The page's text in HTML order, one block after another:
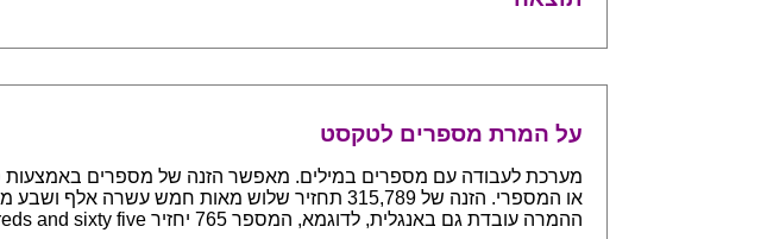
על המרת מספרים לטקסט
ההמרה עובדת גם באנגלית, לדוגמא, המספר 765 יחזיר seven hundreds and sixty five